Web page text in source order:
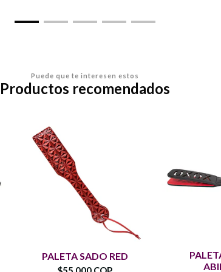
Puede que te interesen estos
Productos recomendados
PALETA SADO RED